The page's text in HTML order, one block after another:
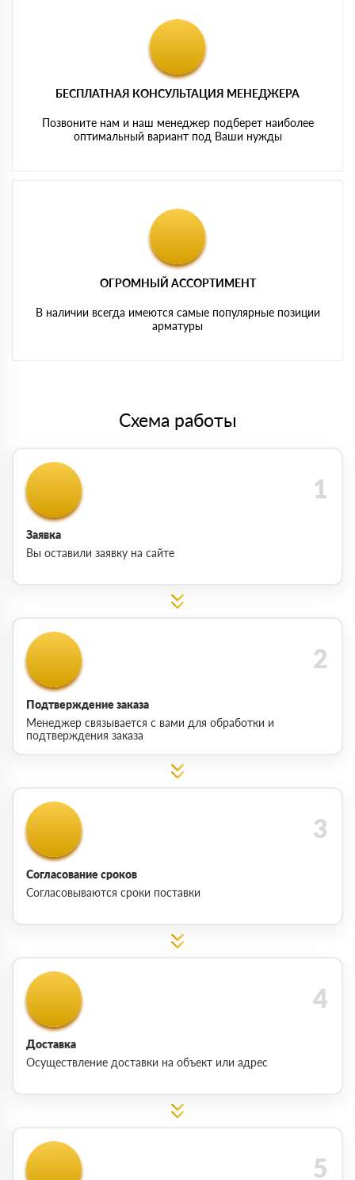
БЕСПЛАТНАЯ КОНСУЛЬТАЦИЯ МЕНЕДЖЕРА
Позвоните нам и наш менеджер подберет наиболее
оптимальный вариант под Ваши нужды
ОГРОМНЫЙ АССОРТИМЕНТ
В наличии всегда имеются самые популярные позиции
арматуры
Схема работы
Заявка
Вы оставили заявку на сайте
Подтверждение заказа
Менеджер связывается с вами для обработки и
подтверждения заказа
Согласование сроков
Согласовываются сроки поставки
Доставка
Осуществление доставки на объект или адрес